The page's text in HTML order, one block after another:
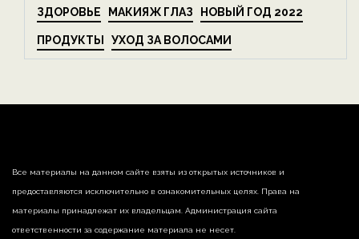
ЗДОРОВЬЕ МАКИЯЖ ГЛАЗ НОВЫЙ ГОД 2022
ПРОДУКТЫ УХОД ЗА ВОЛОСАМИ
Все материалы на данном сайте взяты из открытых источников и
предоставляются исключительно в ознакомительных целях. Права на
материалы принадлежат их владельцам. Администрация сайта
ответственности за содержание материала не несет.